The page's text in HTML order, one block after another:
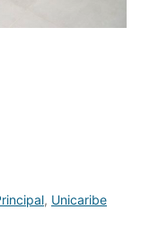
, Unicaribe